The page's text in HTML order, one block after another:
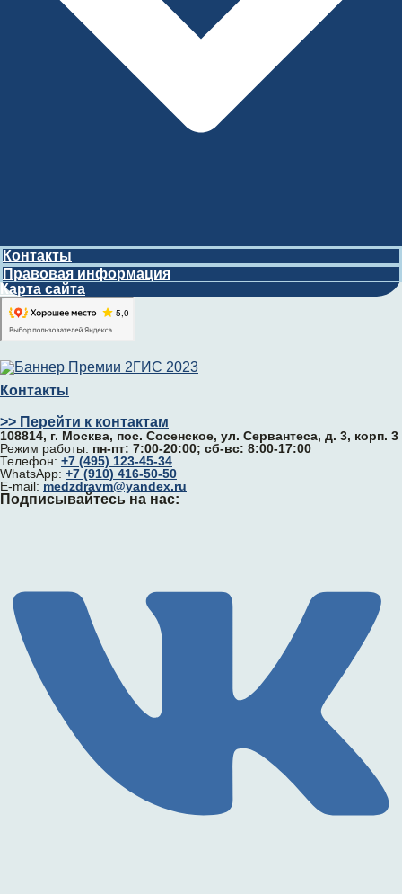
Контакты
Правовая информация
Карта сайта
Контакты
>> Перейти к контактам
108814, г. Москва, поc. Сосенское, ул. Сервантеса, д. 3, корп. 3
Режим работы: пн-пт: 7:00-20:00; сб-вс: 8:00-17:00
Телефон: +7 (495) 123-45-34
WhatsApp: +7 (910) 416-50-50
E-mail: medzdravm@yandex.ru
Подписывайтесь на нас: